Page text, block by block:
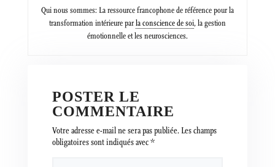
Qui nous sommes: La ressource francophone de référence pour la
transformation intérieure parla conscience de soi, la gestion
émotionnelle et les neurosciences.
POSTER LE
COMMENTAIRE
Votre adresse e-mail ne sera pas publiée.Les champs
obligatoires sont indiqués avec*